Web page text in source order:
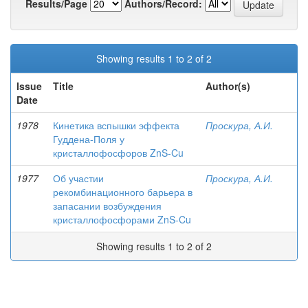
Results/Page
Authors/Record:
Showing results 1 to 2 of 2
Issue
Date
Title Author(s)
1978
Кинетика вспышки эффекта
Гуддена-Поля у
кристаллофосфоров ZnS-Cu
Проскура, А.И.
1977
Об участии
рекомбинационного барьера в
запасании возбуждения
кристаллофосфорами ZnS-Cu
Проскура, А.И.
Showing results 1 to 2 of 2